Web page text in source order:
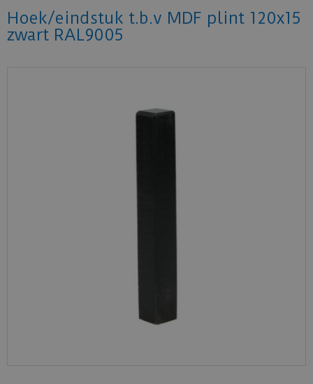
Hoek/eindstuk t.b.v MDF plint 120x15
zwart RAL9005